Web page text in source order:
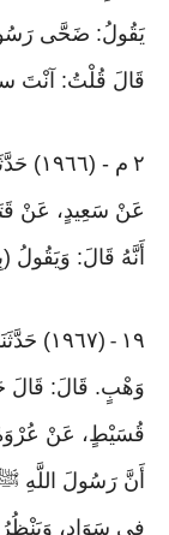
يَقُولُ: ضَحَّى
قَالَ قُلْتُ: آنْتَ
٢
م -
عَنْ سَعِيدٍ، عَنْ
أَنَّهُ قَالَ: وَيَقُولُ
١٩ -
وَهْبٍ. قَالَ: قَالَ
قُسَيْطٍ، عَنْ عُرْوَةَ
أَنَّ رَسُولَ اللَّهِ
فِي سَوَادٍ،